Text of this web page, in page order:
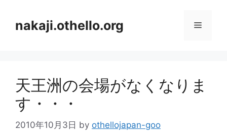
nakaji.othello.org メ
ュ
天王洲の会場がなくなりま
す・・・
2010年10月3日 by othellojapan-goo